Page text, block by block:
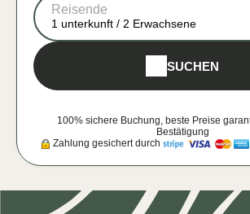
Reisende
1 unterkunft / 2 Erwachsene
SUCHEN
100% sichere Buchung, beste Preise
Bestätigung
Zahlung gesichert durch